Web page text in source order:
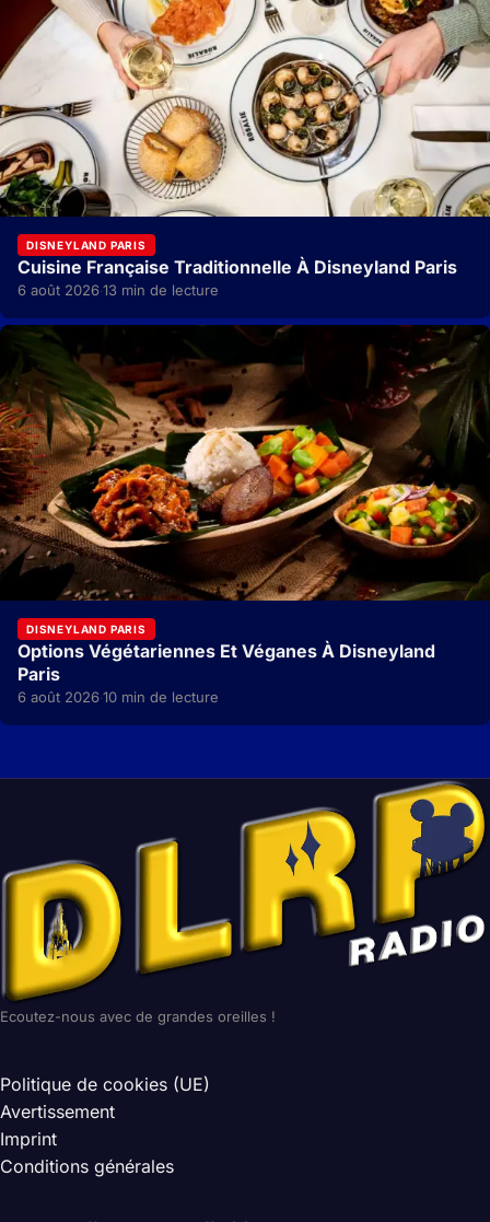
DISNEYLAND PARIS
Cuisine Française Traditionnelle À Disneyland Paris
6 août 2026·13 min de lecture
DISNEYLAND PARIS
Options Végétariennes Et Véganes À Disneyland
Paris
6 août 2026·10 min de lecture
Ecoutez-nous avec de grandes oreilles !
Politique de cookies (UE)
Avertissement
Imprint
Conditions générales